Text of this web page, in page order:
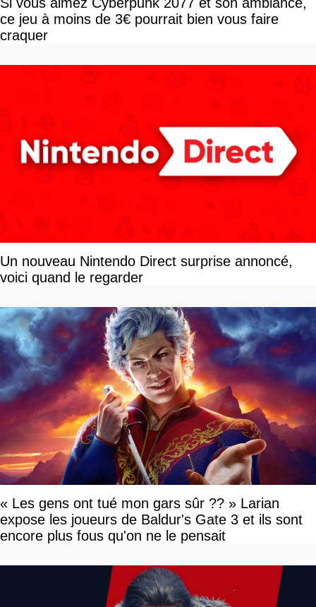
ce jeu à moins de 3€ pourrait bien vous faire
craquer
Un nouveau Nintendo Direct surprise annoncé,
voici quand le regarder
« Les gens ont tué mon gars sûr ?? » Larian
expose les joueurs de Baldur's Gate 3 et ils sont
encore plus fous qu'on ne le pensait